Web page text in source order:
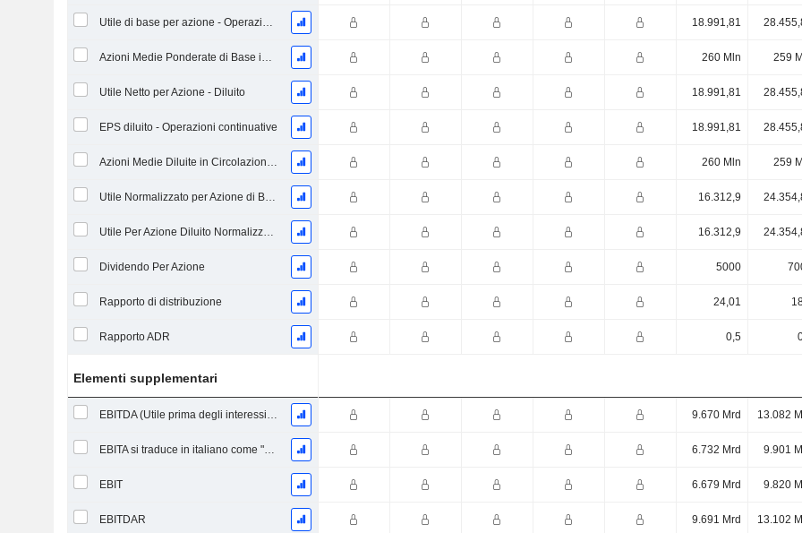
Utile di base per azione - Operazioni continuative 18.991,81
Azioni Medie Ponderate di Base in Circolazione 260 Mln 259
Utile Netto per Azione - Diluito 18.991,81
EPS diluito - Operazioni continuative 18.991,81
Azioni Medie Diluite in Circolazione Ponderate 260 Mln 259
Utile Normalizzato per Azione di Base 16.312,9
Utile Per Azione Diluito Normalizzato 16.312,9
Dividendo Per Azione 5000
Rapporto di distribuzione 24,01
Rapporto ADR 0,5
Elementi supplementari
EBITDA (Utile prima degli interessi, delle imposte, del deprezzamento e dell'ammortamento) 9.670 Mrd 13.082
EBITA si traduce in italiano come "Risultato Prima di Interessi, Tasse e Ammortamenti". 6.732 Mrd 9.901
EBIT 6.679 Mrd 9.820
EBITDAR 9.691 Mrd 13.102